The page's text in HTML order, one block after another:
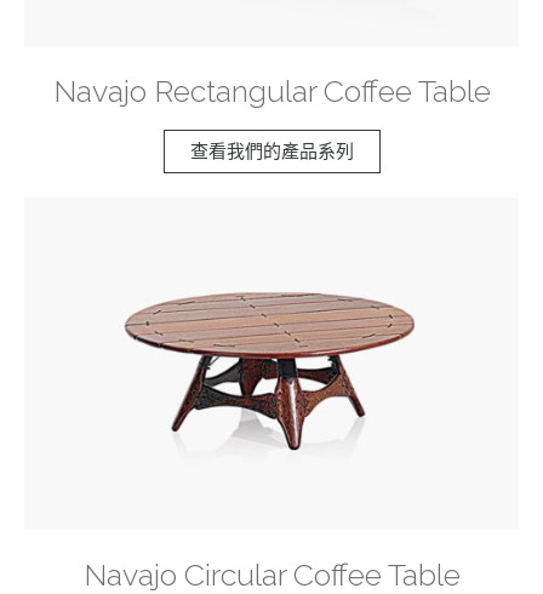
Navajo Rectangular Coffee Table
查看我們的產品系列
Navajo Circular Coffee Table